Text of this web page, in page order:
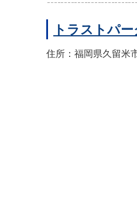
トラストパ
住所：福岡県久留米